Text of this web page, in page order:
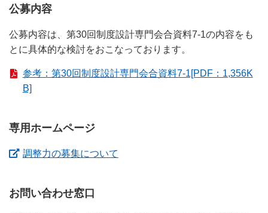
公募内容
公募内容は、第30回制度設計専門会合資料7-1の内容をも
とに具体的な検討をおこなっております。
参考：第30回制度設計専門会合資料7-1[PDF：1,356K
B]
専用ホームページ
調整力の募集について
お問い合わせ窓口